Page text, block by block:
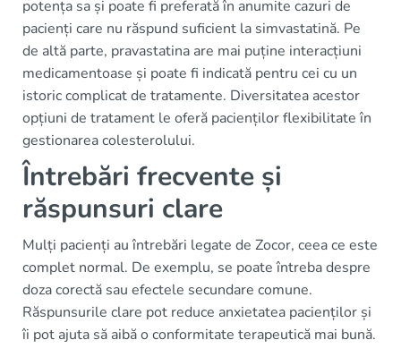
potența sa și poate fi preferată în anumite cazuri de
pacienți care nu răspund suficient la simvastatină. Pe
de altă parte, pravastatina are mai puține interacțiuni
medicamentoase și poate fi indicată pentru cei cu un
istoric complicat de tratamente. Diversitatea acestor
opțiuni de tratament le oferă pacienților flexibilitate în
gestionarea colesterolului.
Întrebări frecvente și
răspunsuri clare
Mulți pacienți au întrebări legate de Zocor, ceea ce este
complet normal. De exemplu, se poate întreba despre
doza corectă sau efectele secundare comune.
Răspunsurile clare pot reduce anxietatea pacienților și
îi pot ajuta să aibă o conformitate terapeutică mai bună.